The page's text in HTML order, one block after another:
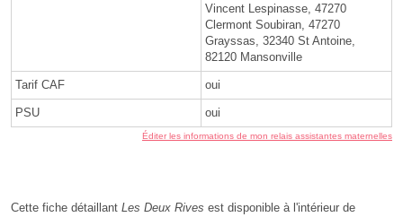
Vincent Lespinasse, 47270
Clermont Soubiran, 47270
Grayssas, 32340 St Antoine,
82120 Mansonville
Tarif CAF oui
PSU oui
Éditer les informations de mon relais assistantes maternelles
Cette fiche détaillant Les Deux Rives est disponible à l'intérieur de